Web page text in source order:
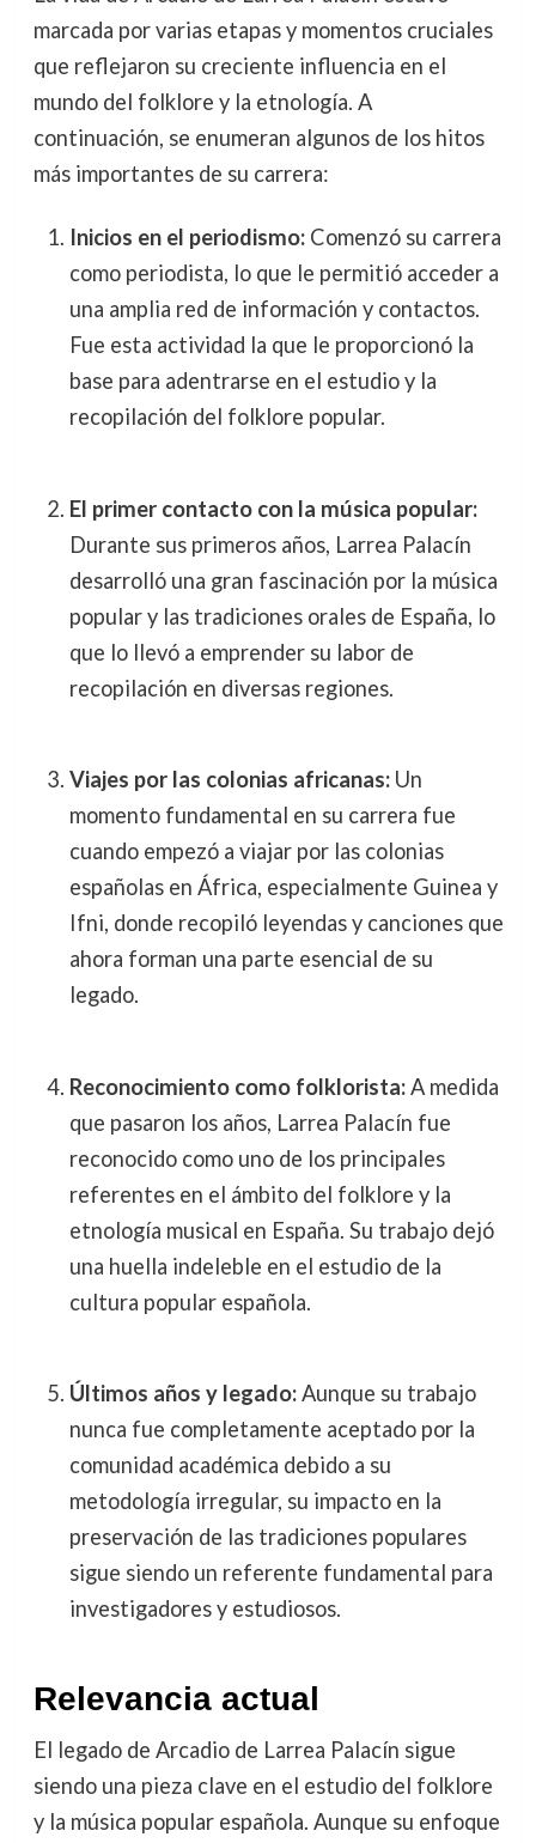
marcada por varias etapas y momentos cruciales
que reflejaron su creciente influencia en el
mundo del folklore y la etnología. A
continuación, se enumeran algunos de los hitos
más importantes de su carrera:
Inicios en el periodismo:Comenzó su carrera
como periodista, lo que le permitió acceder a
una amplia red de información y contactos.
Fue esta actividad la que le proporcionó la
base para adentrarse en el estudio y la
recopilación del folklore popular.
El primer contacto con la música popular:
Durante sus primeros años, Larrea Palacín
desarrolló una gran fascinación por la música
popular y las tradiciones orales de España, lo
que lo llevó a emprender su labor de
recopilación en diversas regiones.
Viajes por las colonias africanas:Un
momento fundamental en su carrera fue
cuando empezó a viajar por las colonias
españolas en África, especialmente Guinea y
Ifni, donde recopiló leyendas y canciones que
ahora forman una parte esencial de su
legado.
Reconocimiento como folklorista:A medida
que pasaron los años, Larrea Palacín fue
reconocido como uno de los principales
referentes en el ámbito del folklore y la
etnología musical en España. Su trabajo dejó
una huella indeleble en el estudio de la
cultura popular española.
Últimos años y legado:Aunque su trabajo
nunca fue completamente aceptado por la
comunidad académica debido a su
metodología irregular, su impacto en la
preservación de las tradiciones populares
sigue siendo un referente fundamental para
investigadores y estudiosos.
Relevancia actual
El legado de Arcadio de Larrea Palacín sigue
siendo una pieza clave en el estudio del folklore
y la música popular española. Aunque su enfoque